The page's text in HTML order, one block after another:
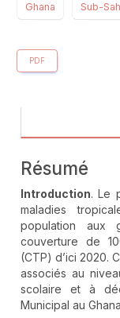
Ghana Sub-
PDF
Résumé
Introduction. Le
maladies
population aux
couverture de
(CTP) d’ici 2020.
associés au
scolaire et à
Municipal au